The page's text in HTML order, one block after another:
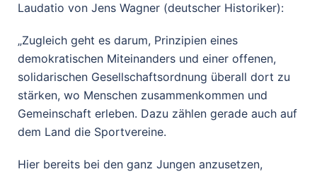
Laudatio von Jens Wagner (deutscher Historiker):
„Zugleich geht es darum, Prinzipien eines
demokratischen Miteinanders und einer offenen,
solidarischen Gesellschaftsordnung überall dort zu
stärken, wo Menschen zusammenkommen und
Gemeinschaft erleben. Dazu zählen gerade auch auf
dem Land die Sportvereine.
Hier bereits bei den ganz Jungen anzusetzen,